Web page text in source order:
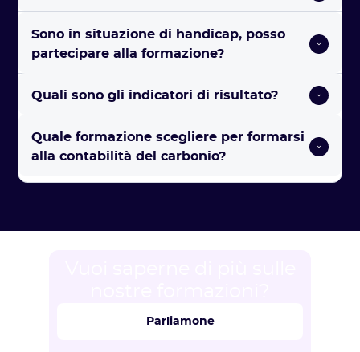
Sono in situazione di handicap, posso
partecipare alla formazione?
Quali sono gli indicatori di risultato?
Quale formazione scegliere per formarsi
alla contabilità del carbonio?
Parliamone